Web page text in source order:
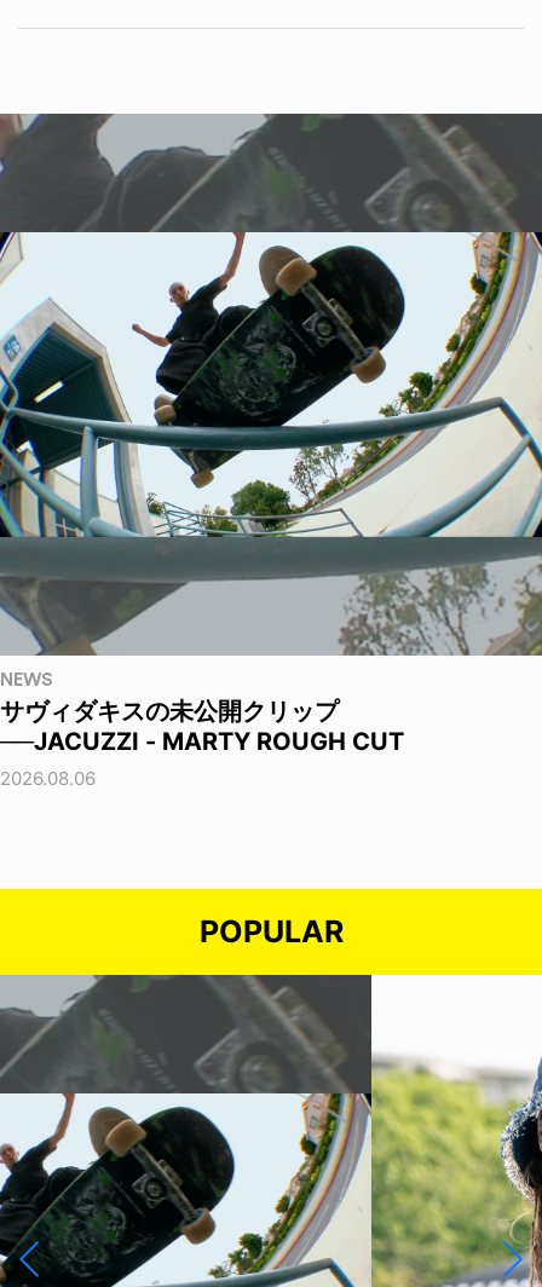
NEWS
サヴィダキスの未公開クリップ
──JACUZZI - MARTY ROUGH CUT
2026.08.06
POPULAR